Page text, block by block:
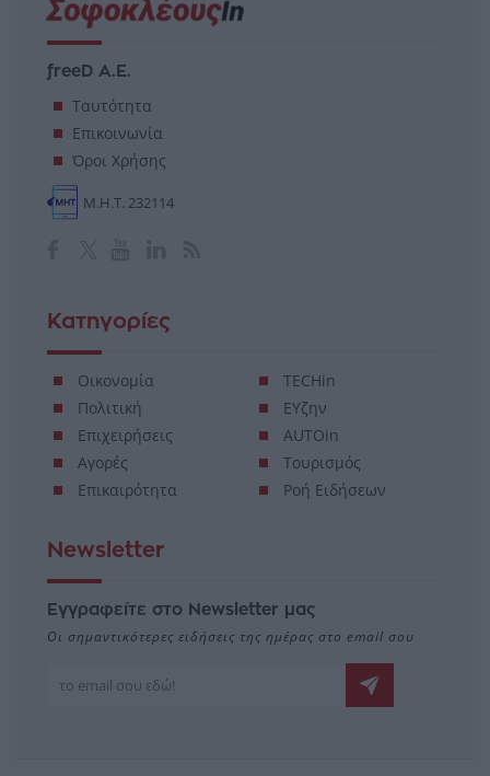
freeD Α.Ε.
Ταυτότητα
Επικοινωνία
Όροι Χρήσης
Μ.Η.Τ. 232114
Κατηγορίες
Οικονομία
Πολιτική
Επιχειρήσεις
Αγορές
Επικαιρότητα
TECHin
ΕΥζην
AUTOin
Τουρισμός
Ροή Ειδήσεων
Newsletter
Εγγραφείτε στο Newsletter μας
Οι σημαντικότερες ειδήσεις της ημέρας στο email σου